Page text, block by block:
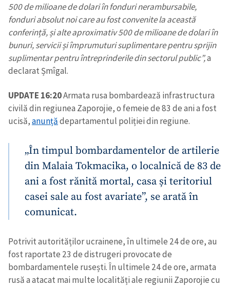
500 de milioane de dolari în fonduri nerambursabile,
fonduri absolut noi care au fost convenite la această
conferință, și alte aproximativ 500 de milioane de dolari în
bunuri, servicii și împrumuturi suplimentare pentru sprijin
suplimentar pentru întreprinderile din sectorul public”,a
declarat Șmîgal.
UPDATE 16:20Armata rusa bombardează infrastructura
civilă din regiunea Zaporojie, o femeie de 83 de ani a fost
ucisă,anunțădepartamentul poliției din regiune.
„În timpul bombardamentelor de artilerie
din Malaia Tokmacika, o localnică de 83 de
ani a fost rănită mortal, casa și teritoriul
casei sale au fost avariate”, se arată în
comunicat.
Potrivit autorităților ucrainene, în ultimele 24 de ore, au
fost raportate 23 de distrugeri provocate de
bombardamentele rusești. În ultimele 24 de ore, armata
rusă a atacat mai multe localități ale regiunii Zaporojie cu